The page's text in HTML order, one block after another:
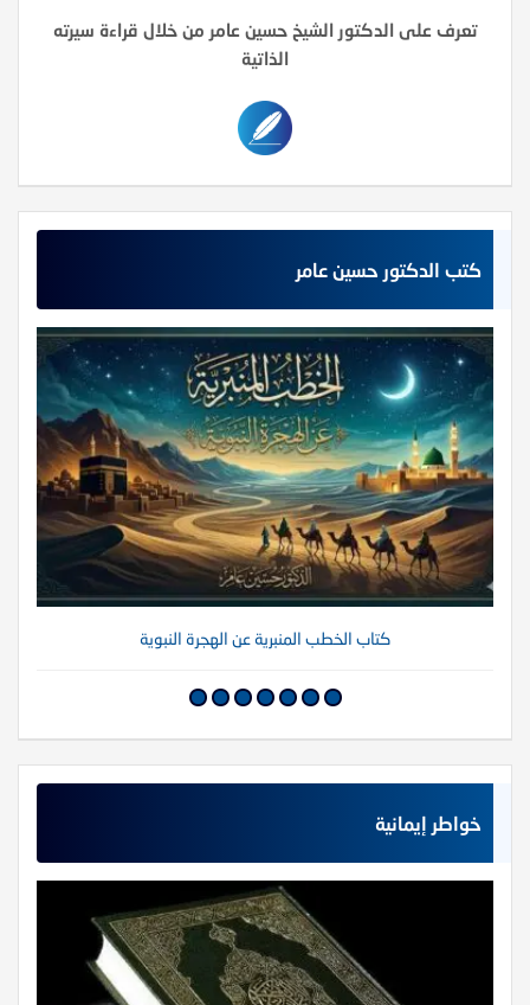
تعرف على الدكتور الشيخ حسين عامر من خلال قراءة سيرته
الذاتية
كتب الدكتور حسين عامر
كتاب الخطب المنبرية عن الهجرة النبوية
خواطر إيمانية